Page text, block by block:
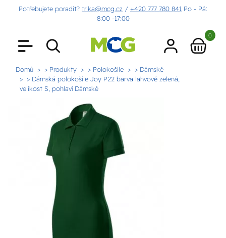
Potřebujete poradit? trika@mcg.cz / +420 777 780 841 Po - Pá:
8:00 -17:00
0
Domů > Produkty > Polokošile
> Dámské
> Dámská polokošile Joy P22 barva lahvově zelená,
velikost S, pohlaví Dámské